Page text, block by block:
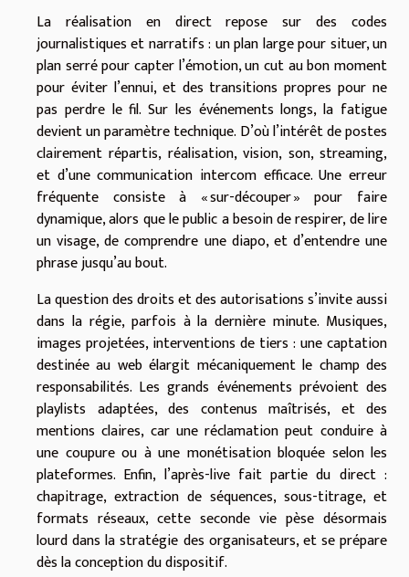
La réalisation en direct repose sur des codes
journalistiques et narratifs : un plan large pour situer, un
plan serré pour capter l’émotion, un cut au bon moment
pour éviter l’ennui, et des transitions propres pour ne
pas perdre le fil. Sur les événements longs, la fatigue
devient un paramètre technique. D’où l’intérêt de postes
clairement répartis, réalisation, vision, son, streaming,
et d’une communication intercom efficace. Une erreur
fréquente consiste à « sur-découper » pour faire
dynamique, alors que le public a besoin de respirer, de lire
un visage, de comprendre une diapo, et d’entendre une
phrase jusqu’au bout.
La question des droits et des autorisations s’invite aussi
dans la régie, parfois à la dernière minute. Musiques,
images projetées, interventions de tiers : une captation
destinée au web élargit mécaniquement le champ des
responsabilités. Les grands événements prévoient des
playlists adaptées, des contenus maîtrisés, et des
mentions claires, car une réclamation peut conduire à
une coupure ou à une monétisation bloquée selon les
plateformes. Enfin, l’après-live fait partie du direct :
chapitrage, extraction de séquences, sous-titrage, et
formats réseaux, cette seconde vie pèse désormais
lourd dans la stratégie des organisateurs, et se prépare
dès la conception du dispositif.